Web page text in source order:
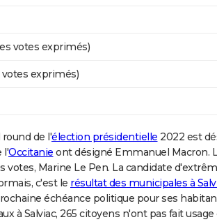
votes exprimés)
exprimés)
round de l'élection présidentielle 2022 est
l'Occitanie ont désigné Emmanuel Macron.
votes, Marine Le Pen. La candidate
c'est le résultat des municipales à
échéance politique pour ses
à Salviac, 265 citoyens n'ont pas fait usage